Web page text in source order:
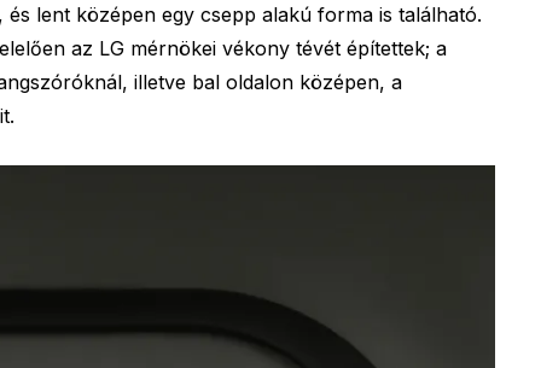
lent középen egy csepp alakú forma is található.
az LG mérnökei vékony tévét építettek; a
illetve bal oldalon középen, a